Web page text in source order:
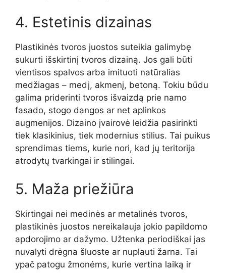
4. Estetinis dizainas
Plastikinės tvoros juostos suteikia galimybę
sukurti išskirtinį tvoros dizainą. Jos gali būti
vientisos spalvos arba imituoti natūralias
medžiagas – medį, akmenį, betoną. Tokiu būdu
galima priderinti tvoros išvaizdą prie namo
fasado, stogo dangos ar net aplinkos
augmenijos. Dizaino įvairovė leidžia pasirinkti
tiek klasikinius, tiek modernius stilius. Tai puikus
sprendimas tiems, kurie nori, kad jų teritorija
atrodytų tvarkingai ir stilingai.
5. Maža priežiūra
Skirtingai nei medinės ar metalinės tvoros,
plastikinės juostos nereikalauja jokio papildomo
apdorojimo ar dažymo. Užtenka periodiškai jas
nuvalyti drėgna šluoste ar nuplauti žarna. Tai
ypač patogu žmonėms, kurie vertina laiką ir